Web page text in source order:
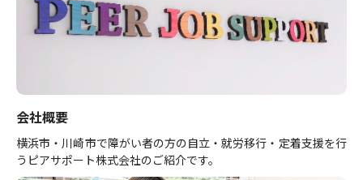
会社概要
横浜市・川崎市で障がい者の方の自立・就労移行・定着支援を行
うピアサポート株式会社のご紹介です。